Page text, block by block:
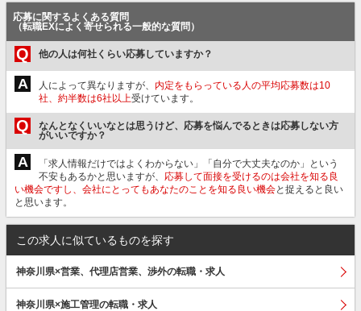
応募に関するよくある質問
（転職EXによく寄せられる一般的な質問）
Q 他の人は何社くらい応募していますか？
A 人によって異なりますが、 内定をもらっている人の平均応募数は10
社、約半数は6社以上受けています。
Q
なんとなくいいなとは思うけど、応募を悩んでるときは応募しない方
がいいですか？
A
「求人情報だけではよくわからない」「自分で大丈夫なのか」という
不安もあるかと思いますが、 応募して面接を受けるのは会社を知る良
い機会ですし、会社にとってもあなたのことを知る良い機会と捉えると良い
と思います。
この求人に似ているものを探す
神奈川県×営業、代理店営業、渉外の転職・求人
神奈川県×施工管理の転職・求人